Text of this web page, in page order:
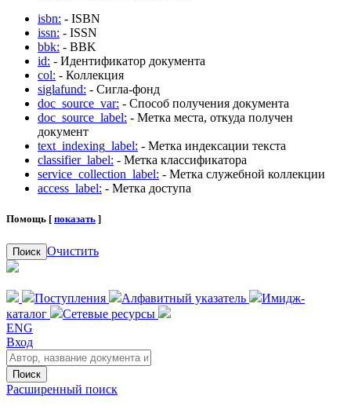
isbn: - ISBN
issn: - ISSN
bbk: - BBK
id: - Идентификатор документа
col: - Коллекция
siglafund: - Сигла-фонд
doc_source_var: - Способ получения документа
doc_source_label: - Метка места, откуда получен
документ
text_indexing_label: - Метка индексации текста
classifier_label: - Метка классификатора
service_collection_label: - Метка служебной коллекции
access_label: - Метка доступа
Помощь [ показать ]
Поиск Очистить
Поступления Алфавитный указатель
Имидж-
каталог
Сетевые ресурсы
ENG
Вход
Поиск
Расширенный поиск